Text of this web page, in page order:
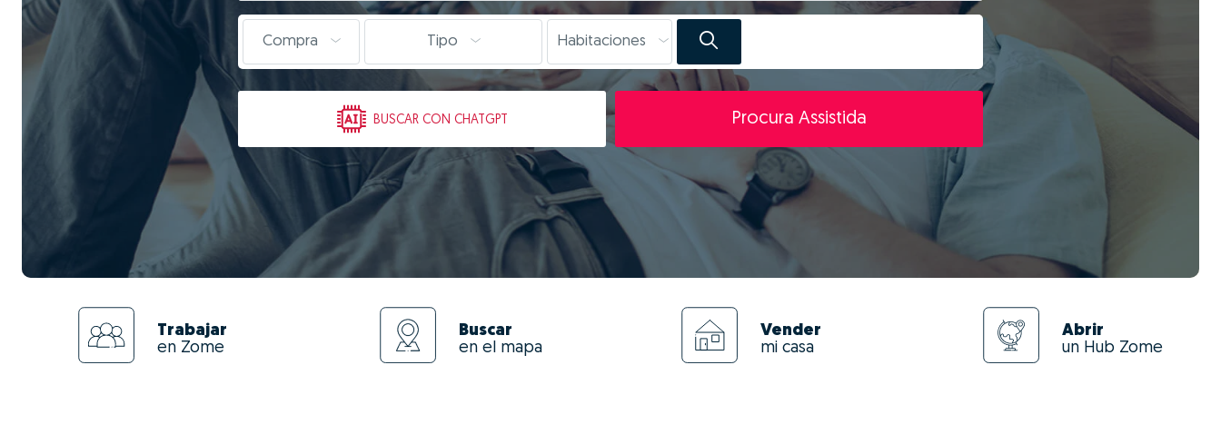
Compra Tipo Habitaciones
BUSCARCON CHATGPT Procura Assistida
Trabajar
en Zome
Buscar
en el mapa
Vender
mi casa
Abrir
un Hub Zome